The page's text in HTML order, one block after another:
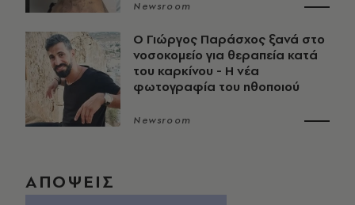
Newsroom
O Γιώργος Παράσχος ξανά στο
νοσοκομείο για θεραπεία κατά
του καρκίνου - Η νέα
φωτογραφία του ηθοποιού
Newsroom
ΑΠΟΨΕΙΣ